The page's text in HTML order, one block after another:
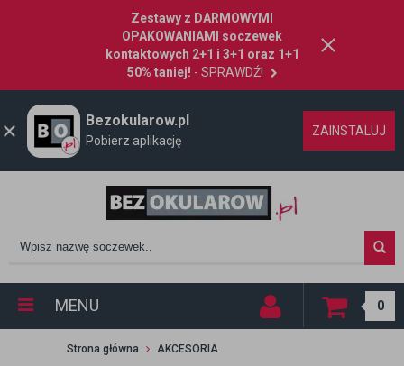
Zestawy z DARMOWYMI
OPAKOWANIAMI soczewek
kontaktowych 2+1 i 3+1 oraz 1+1
50% taniej! - SPRAWDŹ!
Bezokularow.pl
Pobierz aplikację
ZAINSTALUJ
MENU 0
Strona główna AKCESORIA